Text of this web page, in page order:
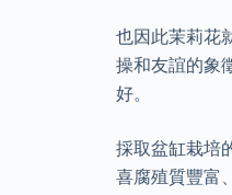
也因此茉莉花
操和友誼的象
好。
採取盆缸栽培
喜腐殖質豐富